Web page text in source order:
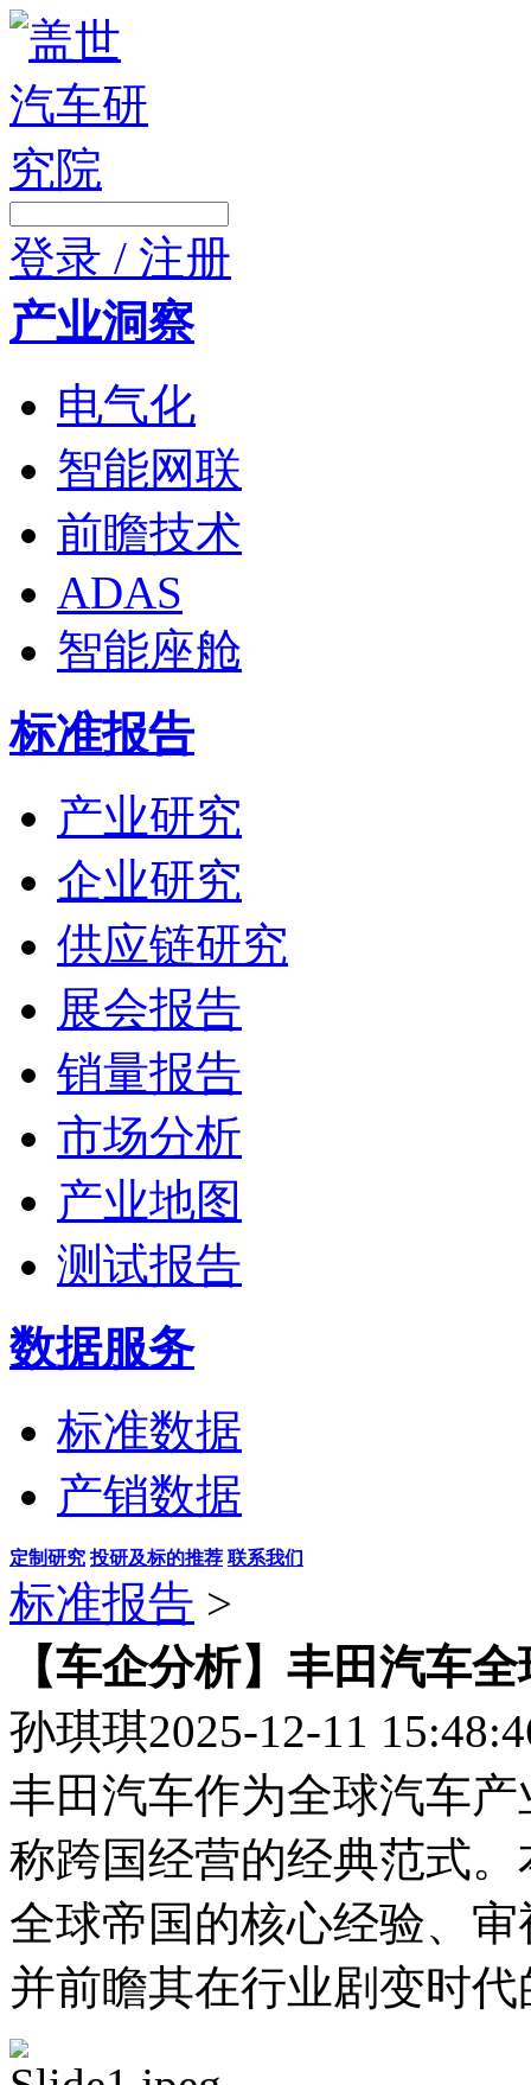
登录 / 注册
产业洞察
电气化
智能网联
前瞻技术
ADAS
智能座舱
标准报告
产业研究
企业研究
供应链研究
展会报告
销量报告
市场分析
产业地图
测试报告
数据服务
标准数据
产销数据
定制研究 投研及标的推荐 联系我们
标准报告 >
【车企分析】丰田汽车
孙琪琪2025-12-11
丰田汽车作为全球汽车
称跨国经营的经典范式
全球帝国的核心经验、
并前瞻其在行业剧变时